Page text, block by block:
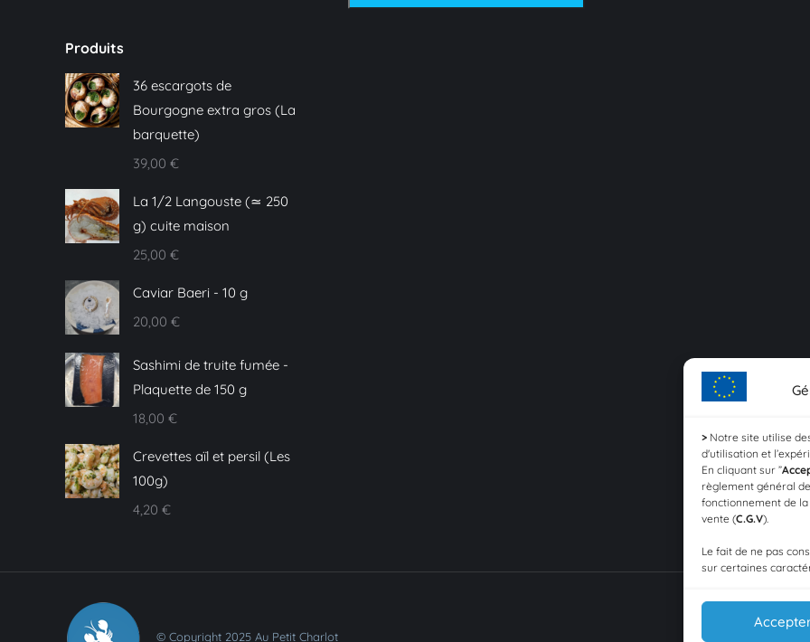
> Notre site utilise
d'utilisation et
En cliquant sur ”
règlement général
fonctionnement de la
vente (C.G.V).
Le fait de ne pas
sur certaines
Produits
36 escargots de
Bourgogne extra gros (La
barquette)
39,00 €
La 1/2 Langouste (≃ 250
g) cuite maison
25,00 €
Caviar Baeri - 10 g
20,00 €
Sashimi de truite fumée -
Plaquette de 150 g
18,00 €
Crevettes aïl et persil (Les
100g)
4,20 €
© Copyright 2025 Au Petit Charlot